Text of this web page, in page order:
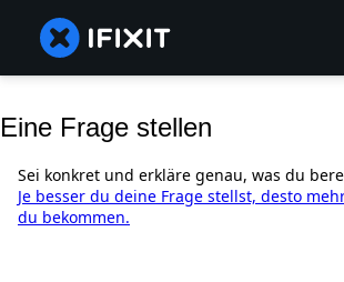
Eine Frage stellen
Sei konkret und erkläre genau, was du
Je besser du deine Frage stellst, desto
du bekommen.